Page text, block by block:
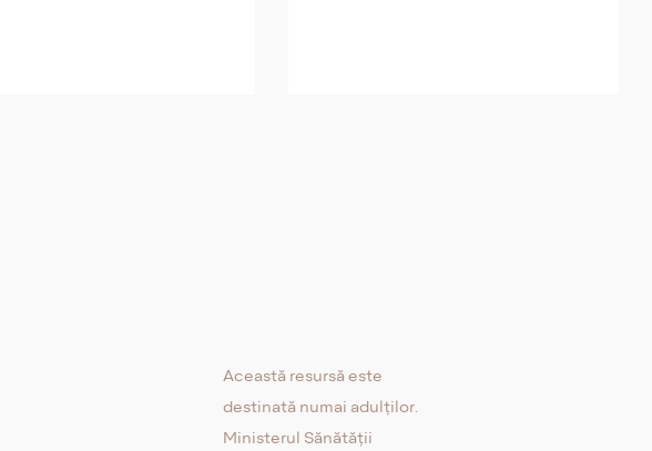
Această resursă este
destinată numai adulților.
Ministerul Sănătății